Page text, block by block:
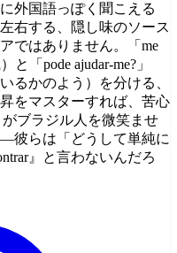
外国語っぽく聞こえる
右する、隠し味のソース
ではありません。「me
と「pode ajudar-me?」
るかのよう）を分ける、
をマスターすれば、苦心
がブラジル人を微笑ませ
彼らは「どうして単純に
』と言わないんだろ